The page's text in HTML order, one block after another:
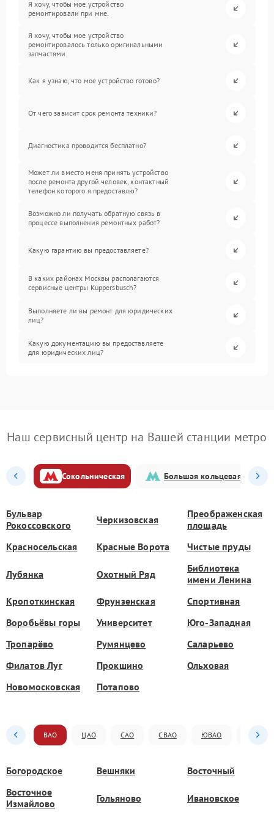
Я хочу, чтобы мое устройство
ремонтировали при мне.
Я хочу, чтобы мое устройство
ремонтировалось только оригинальными
запчастями.
Как я узнаю, что мое устройство готово?
От чего зависит срок ремонта техники?
Диагностика проводится бесплатно?
Может ли вместо меня принять устройство
после ремонта другой человек, контактный
телефон которого я предоставлю?
Возможно ли получать обратную связь в
процессе выполнения ремонтных работ?
Какую гарантию вы предоставляете?
В каких районах Москвы располагаются
сервисные центры Kuppersbusch?
Выполняете ли вы ремонт для юридических
лиц?
Какую документацию вы предоставляете
для юридических лиц?
Наш сервисный центр на Вашей станции метро
Сокольническая Большая кольцевая
Бульвар
Рокоссовского
Черкизовская
Преображенская
площадь
Красносельская
Красные Ворота Чистые пруды
Лубянка Охотный Ряд
Библиотека
имени Ленина
Кропоткинская
Фрунзенская
Спортивная
Воробьёвы горы
Университет
Юго-Западная
Тропарёво
Румянцево
Саларьево
Филатов Луг
Прокшино
Ольховая
Новомосковская
Потапово
ВАО ЦАО САО СВАО ЮВАО ЮАО
Богородское Вешняки
Восточный
Восточное
Измайлово
Гольяново Ивановское